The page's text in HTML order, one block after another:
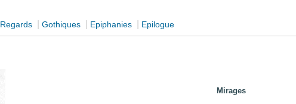
Regards Gothiques Epiphanies Epilogue
Mirages